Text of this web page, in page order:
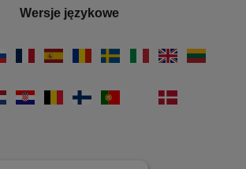
Wersje językowe